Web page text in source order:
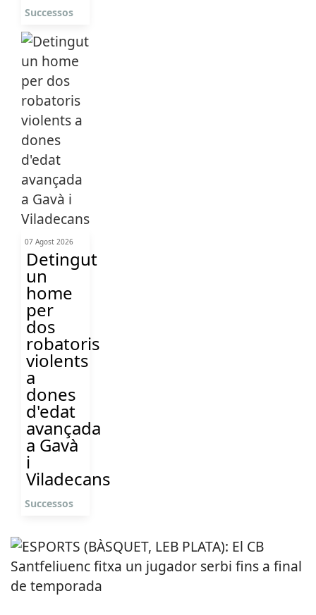
Successos
07 Agost 2026
Detingut
un
home
per
dos
robatoris
violents
a
dones
d'edat
avançada
a Gavà
i
Viladecans
Successos